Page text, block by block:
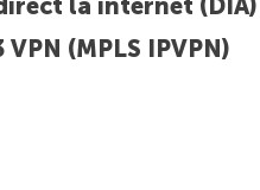
la internet (DIA)
VPN (MPLS IPVPN)